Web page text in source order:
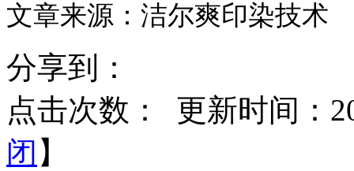
文章来源：洁尔爽印染技术
分享到：
点击次数：
更新时间：
闭 】